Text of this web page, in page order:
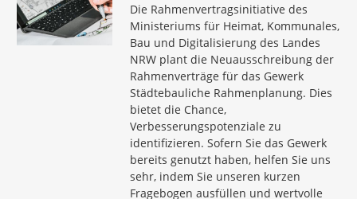
Die Rahmenvertragsinitiative des
Ministeriums für Heimat, Kommunales,
Bau und Digitalisierung des Landes
NRW plant die Neuausschreibung der
Rahmenverträge für das Gewerk
Städtebauliche Rahmenplanung. Dies
bietet die Chance,
Verbesserungspotenziale zu
identifizieren. Sofern Sie das Gewerk
bereits genutzt haben, helfen Sie uns
sehr, indem Sie unseren kurzen
Fragebogen ausfüllen und wertvolle